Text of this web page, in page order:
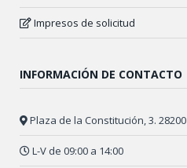
Impresos de solicitud
INFORMACIÓN DE CONTACTO
Plaza de la Constitución, 3. 28200
L-V de 09:00 a 14:00